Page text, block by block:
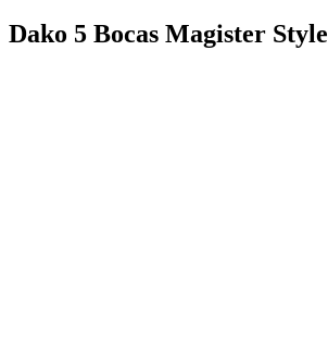
Dako 5 Bocas Magister Style